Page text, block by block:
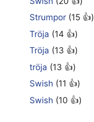
Strumpor (15 👍)
Tröja (14 👍)
Tröja (13 👍)
tröja (13 👍)
Swish (11 👍)
Swish (10 👍)